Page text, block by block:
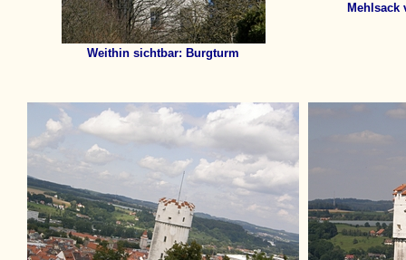
Weithin sichtbar: Burgturm
Mehlsack